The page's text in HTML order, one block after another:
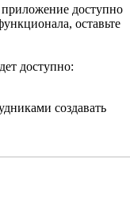
доступно
оставьте
доступно:
создавать